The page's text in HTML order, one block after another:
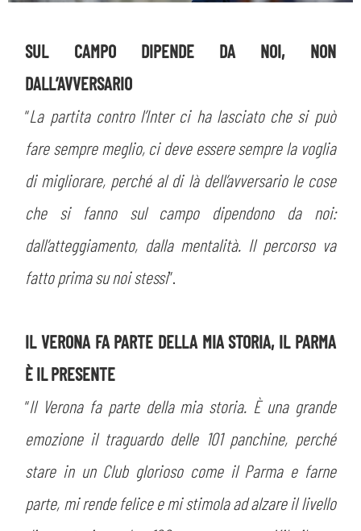
CERCA
SUL CAMPO DIPENDE DA NOI, NON
DALL’AVVERSARIO
“La partita contro l’Inter ci ha lasciato che si può
fare sempre meglio, ci deve essere sempre la voglia
di migliorare, perché al di là dell’avversario le cose
che si fanno sul campo dipendono da noi:
dall’atteggiamento, dalla mentalità. Il percorso va
fatto prima su noi stessi”.
IL VERONA FA PARTE DELLA MIA STORIA, IL PARMA
È IL PRESENTE
“Il Verona fa parte della mia storia. È una grande
emozione il traguardo delle 101 panchine, perché
stare in un Club glorioso come il Parma e farne
parte, mi rende felice e mi stimola ad alzare il livello
abilitato
ACCETTA E SALVA